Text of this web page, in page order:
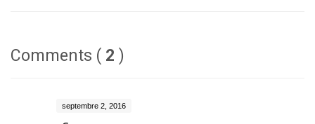
Comments ( 2 )
septembre 2, 2016